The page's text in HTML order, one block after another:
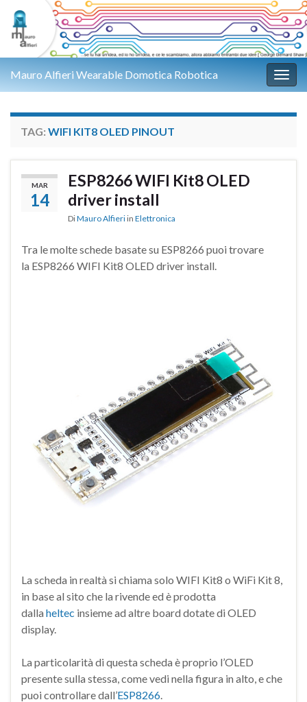
Mauro Alfieri Wearable Domotica Robotica
TAG: WIFI KIT8 OLED PINOUT
MAR
14
ESP8266 WIFI Kit8 OLED
driver install
DiMauro Alfieri in Elettronica
Tra le molte schede basate su ESP8266 puoi trovare
la ESP8266 WIFI Kit8 OLED driver install.
La scheda in realtà si chiama solo WIFI Kit8 o WiFi Kit 8,
in base al sito che la rivende ed è prodotta
dalla heltec insieme ad altre board dotate di OLED
display.
La particolarità di questa scheda è proprio l’OLED
presente sulla stessa, come vedi nella figura in alto, e che
puoi controllare dall’ESP8266.